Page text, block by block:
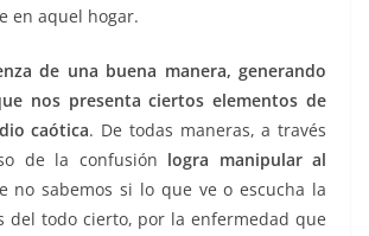
en aquel hogar.
de una buena manera, generando
nos presenta ciertos elementos de
caótica. De todas maneras, a través
de la confusión logra manipular al
no sabemos si lo que ve o escucha la
del todo cierto, por la enfermedad que